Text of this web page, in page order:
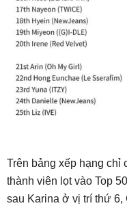
Trên bảng xếp hạng chỉ
thành viên lọt vào Top
sau Karina ở vị trí thứ